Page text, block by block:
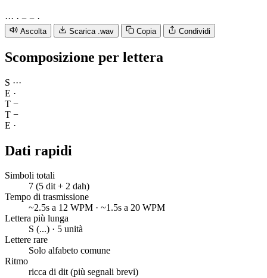
··· · − − ·
Ascolta Scarica .wav Copia Condividi
Scomposizione per lettera
S ···
E ·
T −
T −
E ·
Dati rapidi
Simboli totali
7 (5 dit + 2 dah)
Tempo di trasmissione
~2.5s a 12 WPM · ~1.5s a 20 WPM
Lettera più lunga
S (...) · 5 unità
Lettere rare
Solo alfabeto comune
Ritmo
ricca di dit (più segnali brevi)